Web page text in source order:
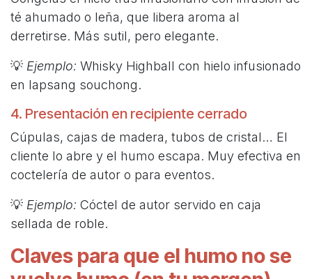
té ahumado o leña, que libera aroma al
derretirse. Más sutil, pero elegante.
💡 Ejemplo: Whisky Highball con hielo infusionado
en lapsang souchong.
4. Presentación en recipiente cerrado
Cúpulas, cajas de madera, tubos de cristal… El
cliente lo abre y el humo escapa. Muy efectiva en
coctelería de autor o para eventos.
💡 Ejemplo: Cóctel de autor servido en caja
sellada de roble.
Claves para que el humo no se